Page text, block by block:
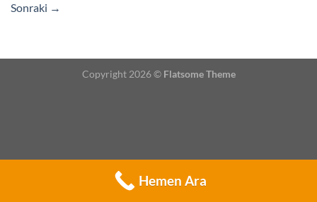
Sonraki →
Copyright 2026 © Flatsome Theme
Hemen Ara